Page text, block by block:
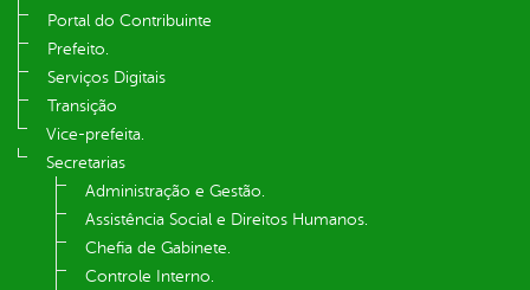
Portal do Contribuinte
Prefeito.
Serviços Digitais
Transição
Vice-prefeita.
Secretarias
Administração e Gestão.
Assistência Social e Direitos Humanos.
Chefia de Gabinete.
Controle Interno.